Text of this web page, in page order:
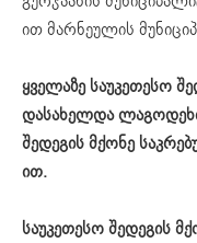
ით მარნეულის
ყველაზე საუკეთესო
დასახელდა
შედეგისმქონე
ით.
საუკეთესო შედეგის